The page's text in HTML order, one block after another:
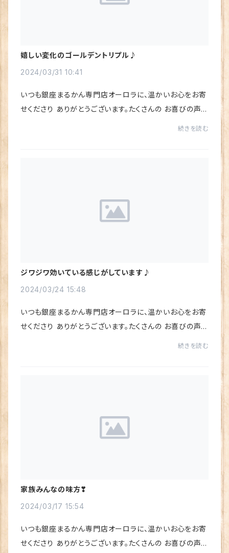
嬉しい変化のゴールデントリプル♪
2024/03/31 10:41
いつも銀座まるかん専門店オーロラに、温かいお心をお寄
せくださり ありがとうございます。たくさんの お喜びの声を
続きを読む
ジワジワ効いている感じがしています♪
2024/03/24 15:48
いつも銀座まるかん専門店オーロラに、温かいお心をお寄
せくださり ありがとうございます。たくさんの お喜びの声を
続きを読む
家族みんなの味方❣
2024/03/17 15:54
いつも銀座まるかん専門店オーロラに、温かいお心をお寄
せくださり ありがとうございます。たくさんの お喜びの声を